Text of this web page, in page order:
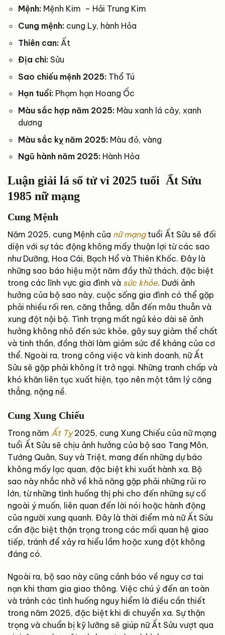
Mệnh:Mệnh Kim – Hải Trung Kim
Cung mệnh:cung Ly, hành Hỏa
Thiên can:Ất
Địa chi:Sửu
Sao chiếu mệnh 2025:Thổ Tú
Hạn tuổi:Phạm hạn Hoang Ốc
Màu sắc hợp năm 2025:Màu xanh lá cây, xanh
dương
Màu sắc kỵ năm 2025:Màu đỏ, vàng
Ngũ hành năm 2025:Hành Hỏa
Luận giải lá số tử vi 2025 tuổi Ất Sửu
1985 nữ mạng
Cung Mệnh
Năm 2025, cung Mệnh của nữ mạngtuổi Ất Sửu sẽ đối
diện với sự tác động không mấy thuận lợi từ các sao
như Dưỡng, Hoa Cái, Bạch Hổ và Thiên Khốc. Đây là
những sao báo hiệu một năm đầy thử thách, đặc biệt
trong các lĩnh vực gia đình và sức khỏe. Dưới ảnh
hưởng của bộ sao này, cuộc sống gia đình có thể gặp
phải nhiều rối ren, căng thẳng, dẫn đến mâu thuẫn và
xung đột nội bộ. Tình trạng mất ngủ kéo dài sẽ ảnh
hưởng không nhỏ đến sức khỏe, gây suy giảm thể chất
và tinh thần, đồng thời làm giảm sức đề kháng của cơ
thể. Ngoài ra, trong công việc và kinh doanh, nữ Ất
Sửu sẽ gặp phải không ít trở ngại. Những tranh chấp và
khó khăn liên tục xuất hiện, tạo nên một tâm lý căng
thẳng, nặng nề.
Cung Xung Chiếu
Trong năm Ất Tỵ2025, cung Xung Chiếu của nữ mạng
tuổi Ất Sửu sẽ chịu ảnh hưởng của bộ sao Tang Môn,
Tướng Quân, Suy và Triệt, mang đến những dự báo
không mấy lạc quan, đặc biệt khi xuất hành xa. Bộ
sao này nhắc nhở về khả năng gặp phải những rủi ro
lớn, từ những tình huống thị phi cho đến những sự cố
ngoài ý muốn, liên quan đến lời nói hoặc hành động
của người xung quanh. Đây là thời điểm mà nữ Ất Sửu
cần đặc biệt thận trọng trong các mối quan hệ giao
tiếp, tránh để xảy ra hiểu lầm hoặc xung đột không
đáng có.
Ngoài ra, bộ sao này cũng cảnh báo về nguy cơ tai
nạn khi tham gia giao thông. Việc chú ý đến an toàn
và tránh các tình huống nguy hiểm là điều cần thiết
trong năm 2025, đặc biệt khi di chuyển xa. Sự thận
trọng và chuẩn bị kỹ lưỡng sẽ giúp nữ Ất Sửu vượt qua